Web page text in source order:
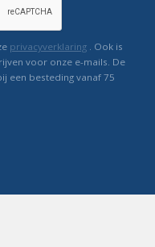
privacyverklaring . Ook is
voor onze e-mails. De
een besteding vanaf 75